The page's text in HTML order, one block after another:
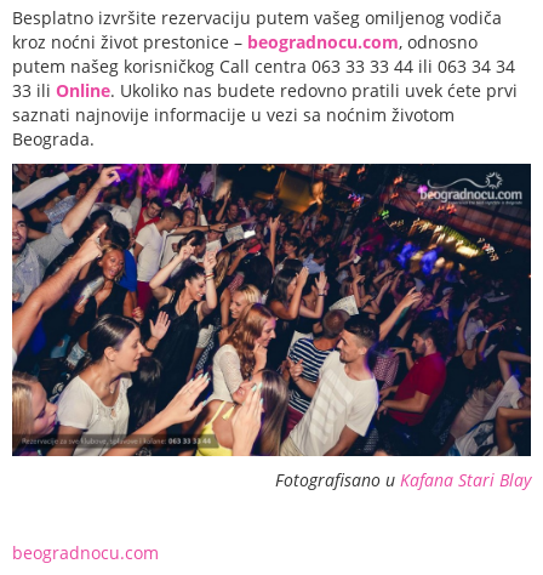
Besplatno izvršite rezervaciju putem vašeg omiljenog vodiča
kroz noćni život prestonice – beogradnocu.com, odnosno
putem našeg korisničkog Call centra 063 33 33 44 ili 063 34 34
33 ili Online. Ukoliko nas budete redovno pratili uvek ćete prvi
saznati najnovije informacije u vezi sa noćnim životom
Beograda.
Fotografisano u Kafana Stari Blay
beogradnocu.com